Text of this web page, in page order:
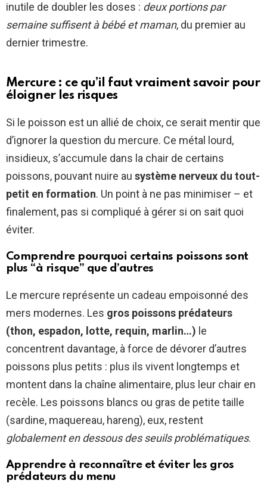
inutile de doubler les doses : deux portions par
semaine suffisent à bébé et maman, du premier au
dernier trimestre.
Mercure : ce qu’il faut vraiment savoir pour
éloigner les risques
Si le poisson est un allié de choix, ce serait mentir que
d’ignorer la question du mercure. Ce métal lourd,
insidieux, s’accumule dans la chair de certains
poissons, pouvant nuire au système nerveux du tout-
petit en formation. Un point à ne pas minimiser – et
finalement, pas si compliqué à gérer si on sait quoi
éviter.
Comprendre pourquoi certains poissons sont
plus “à risque” que d’autres
Le mercure représente un cadeau empoisonné des
mers modernes. Les gros poissons prédateurs
(thon, espadon, lotte, requin, marlin…) le
concentrent davantage, à force de dévorer d’autres
poissons plus petits : plus ils vivent longtemps et
montent dans la chaîne alimentaire, plus leur chair en
recèle. Les poissons blancs ou gras de petite taille
(sardine, maquereau, hareng), eux, restent
globalement en dessous des seuils problématiques.
Apprendre à reconnaître et éviter les gros
prédateurs du menu